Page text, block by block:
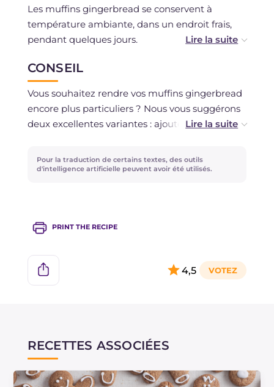
Les muffins gingerbread se conservent à
température ambiante, dans un endroit frais,
pendant quelques jours.
congeler, sans glaçage.
CONSEIL
Vous souhaitez rendre vos muffins gingerbread
encore plus particuliers ? Nous vous suggérons
deux excellentes variantes : ajoutez du
d'épices restant directement sur le glaçage,
comme un crumble.
Pour la traduction de certains textes, des outils
d'intelligence artificielle peuvent avoir été utilisés.
PRINT THE RECIPE
4,5
RECETTES ASSOCIÉES